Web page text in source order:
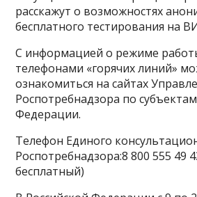
расскажут о возможностях
бесплатного тестирования на
С информацией о режиме
телефонами «горячих линий»
ознакомиться на сайтах
Роспотребнадзора по
Федерации.
Телефон Единого
Роспотребнадзора:8 800 555 49
бесплатный)